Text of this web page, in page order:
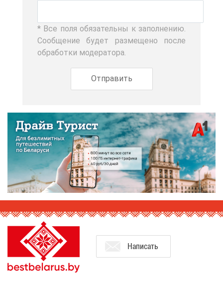
* Все по­ля обя­за­тель­ны к за­пол­не­нию.
Со­об­ще­ние бу­дет раз­ме­ще­но по­сле
об­ра­бот­ки мо­де­ра­то­ра.
На­пи­сать